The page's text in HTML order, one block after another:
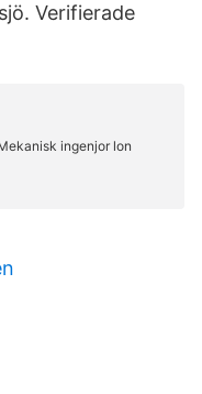
Verifierade